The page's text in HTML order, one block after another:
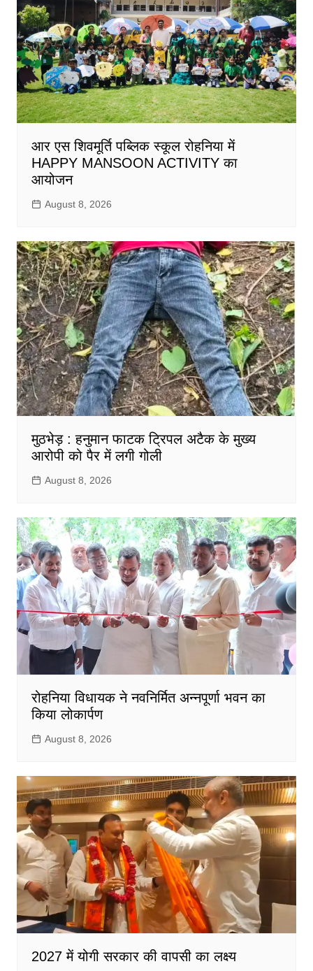
आर एस शिवमूर्ति पब्लिक स्कूल रोहनिया में
HAPPY MANSOON ACTIVITY का
आयोजन
August 8, 2026
मुठभेड़ : हनुमान फाटक ट्रिपल अटैक के मुख्य
आरोपी को पैर में लगी गोली
August 8, 2026
रोहनिया विधायक ने नवनिर्मित अन्नपूर्णा भवन का
किया लोकार्पण
August 8, 2026
2027 में योगी सरकार की वापसी का लक्ष्य